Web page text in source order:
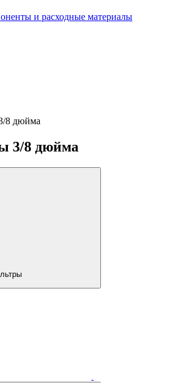
и расходные материалы
8 дюйма
3/8 дюйма